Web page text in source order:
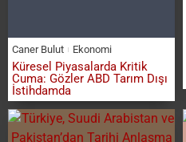
Caner Bulut Ekonomi
Küresel Piyasalarda Kritik
Cuma: Gözler ABD Tarım Dışı
İstihdamda